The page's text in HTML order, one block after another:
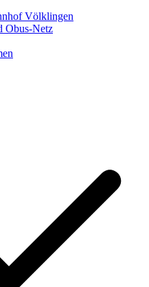
Völklingen
Obus-Netz